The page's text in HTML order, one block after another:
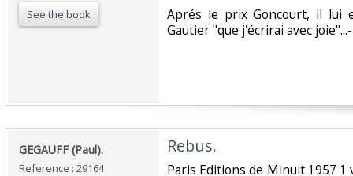
See the book
‎Aprés le prix Goncourt, il lui
Gautier "que j'écrirai avec
‎GEGAUFF (Paul).‎
Reference : 29164
‎Rebus.‎
‎Paris Editions de Minuit 1957 1